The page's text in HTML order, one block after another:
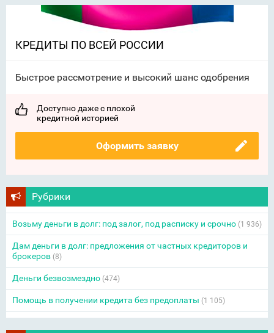
КРЕДИТЫ ПО ВСЕЙ РОССИИ
Быстрое рассмотрение и высокий шанс одобрения
Доступно даже с плохой
кредитной историей
Оформить заявку
Рубрики
Возьму деньги в долг: под залог, под расписку и срочно (1 936)
Дам деньги в долг: предложения от частных кредиторов и
брокеров (8)
Деньги безвозмездно (474)
Помощь в получении кредита без предоплаты (1 105)